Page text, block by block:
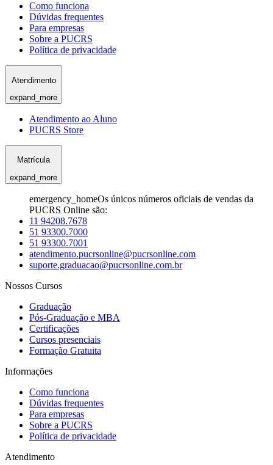
Como funciona
Dúvidas frequentes
Para empresas
Sobre a PUCRS
Política de privacidade
Atendimento
expand_more
Atendimento ao Aluno
PUCRS Store
Matrícula
expand_more
emergency_homeOs únicos números oficiais de vendas da
PUCRS Online são:
11 94208.7678
51 93300.7000
51 93300.7001
atendimento.pucrsonline@pucrsonline.com
suporte.graduacao@pucrsonline.com.br
Nossos Cursos
Graduação
Pós-Graduação e MBA
Certificações
Cursos presenciais
Formação Gratuita
Informações
Como funciona
Dúvidas frequentes
Para empresas
Sobre a PUCRS
Política de privacidade
Atendimento